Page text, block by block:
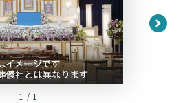
1 / 1